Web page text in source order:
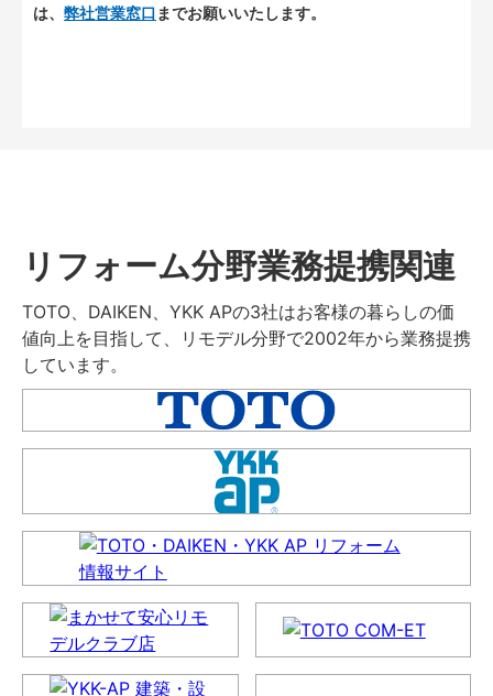
は、 弊社営業窓口 までお願いいたします。
リフォーム分野業務提携関連
TOTO、DAIKEN、YKK APの3社はお客様の暮らしの価
値向上を目指して、リモデル分野で2002年から業務提携
しています。